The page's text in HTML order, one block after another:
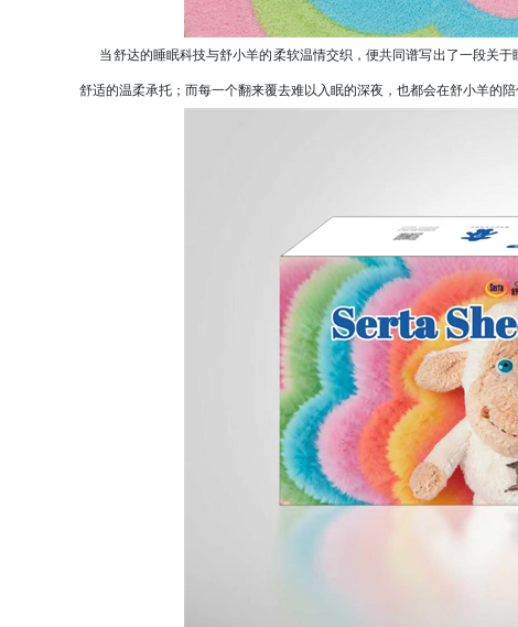
当舒达的睡眠科技与舒小羊的柔软温情交织，便共同谱写出了一段关
舒适的温柔承托；而每一个翻来覆去难以入眠的深夜，也都会在舒小羊的陪